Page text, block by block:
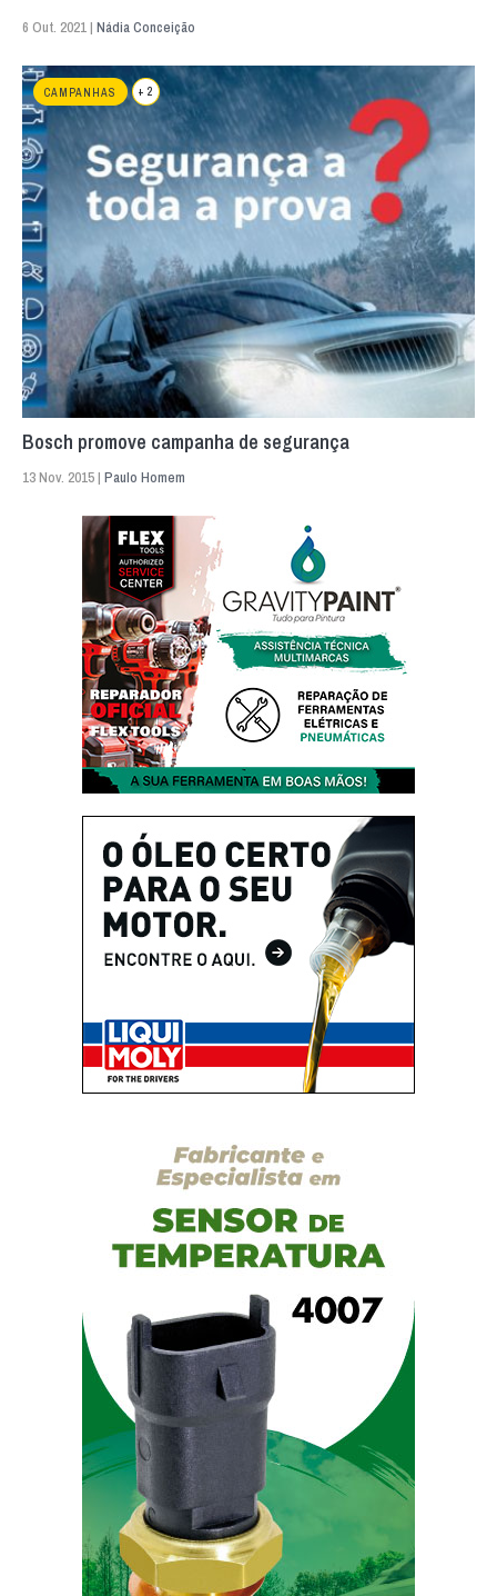
6 Out. 2021 | Nádia Conceição
CAMPANHAS + 2
Bosch promove campanha de segurança
13 Nov. 2015 | Paulo Homem